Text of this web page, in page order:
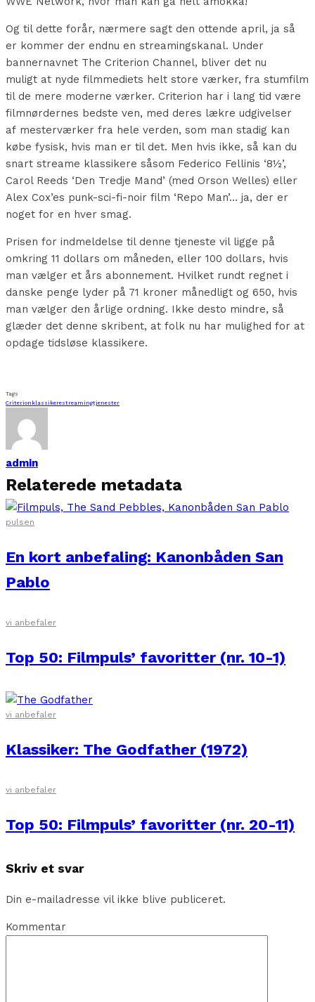
Og til dette forår, nærmere sagt den ottende april, ja så
er kommer der endnu en streamingskanal. Under
bannernavnet The Criterion Channel, bliver det nu
muligt at nyde filmmediets helt store værker, fra stumfilm
til de mere moderne værker. Criterion har i lang tid være
filmnørdernes bedste ven, med deres lækre udgivelser
af mesterværker fra hele verden, som man stadig kan
købe fysisk, hvis man er til det. Men hvis ikke, så kan du
snart streame klassikere såsom Federico Fellinis ‘8½’,
Carol Reeds ‘Den Tredje Mand’ (med Orson Welles) eller
Alex Cox’es punk-sci-fi-noir film ‘Repo Man’… ja, der er
noget for en hver smag.
Prisen for indmeldelse til denne tjeneste vil ligge på
omkring 11 dollars om måneden, eller 100 dollars, hvis
man vælger et års abonnement. Hvilket rundt regnet i
danske penge lyder på 71 kroner månedligt og 650, hvis
man vælger den årlige ordning. Ikke desto mindre, så
glæder det denne skribent, at folk nu har mulighed for at
opdage tidsløse klassikere.
Tags
Criterion klassikerestreamingtjenester
admin
Relaterede metadata
pulsen
En kort anbefaling: Kanonbåden San
Pablo
vi anbefaler
Top 50: Filmpuls’ favoritter (nr. 10-1)
vi anbefaler
Klassiker: The Godfather (1972)
vi anbefaler
Top 50: Filmpuls’ favoritter (nr. 20-11)
Skriv et svar
Din e-mailadresse vil ikke blive publiceret.
Kommentar